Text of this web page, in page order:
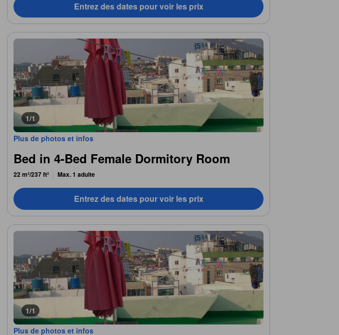
Entrez des dates pour voir les prix
1/1
Plus de photos et infos
Bed in 4-Bed Female Dormitory Room
22 m²/237 ft² Max. 1 adulte
Entrez des dates pour voir les prix
1/1
Plus de photos et infos